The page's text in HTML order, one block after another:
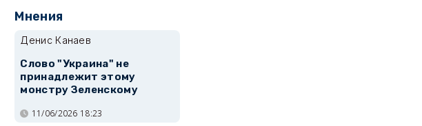
Мнения
Денис Канаев
Слово "Украина" не
принадлежит этому
монстру Зеленскому
11/06/2026 18:23